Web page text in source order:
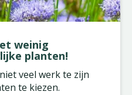
weinig
planten!
veel werk te zijn
te kiezen.